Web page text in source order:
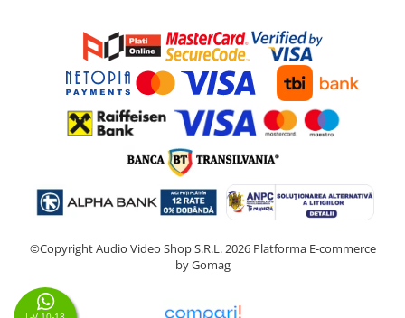
©Copyright Audio Video Shop S.R.L. 2026 Platforma E-commerce
by Gomag